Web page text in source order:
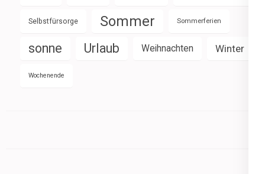
Selbstfürsorge Sommer Sommerferien
sonne Urlaub Weihnachten Winter
Wochenende